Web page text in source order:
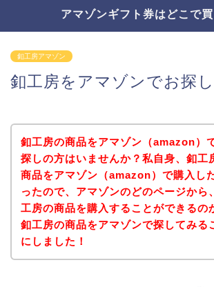
アマゾンギフト券はどこで
釦工房アマゾン
釦工房をアマゾンでお探
釦工房の商品をアマゾン（amazon）
探しの方はいませんか？私自身、釦工
商品をアマゾン（amazon）で購入し
ったので、アマゾンのどのページから
工房の商品を購入することができるの
釦工房の商品をアマゾンで探してみる
にしました！